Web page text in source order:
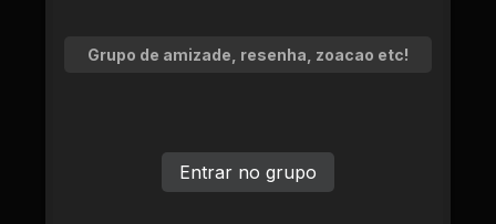
Grupo de amizade, resenha, zoacao etc!
Entrar no grupo